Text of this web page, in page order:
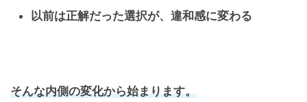
以前は正解だった選択が、違和感に変わる
そんな内側の変化から始まります。